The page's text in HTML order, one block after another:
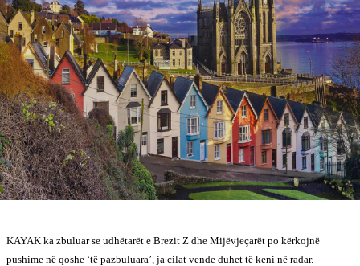
KAYAK ka zbuluar se udhëtarët e Brezit Z dhe Mijëvjeçarët po kërkojnë
pushime në qoshe ‘të pazbuluara’, ja cilat vende duhet të keni në radar.